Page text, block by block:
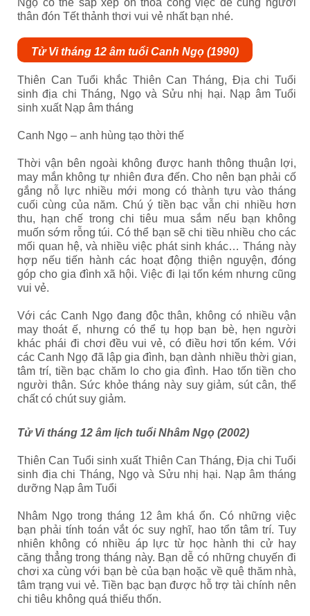
Ngọ có thể sắp xếp ổn thỏa công việc để cùng người
thân đón Tết thảnh thơi vui vẻ nhất bạn nhé.
Tử Vi tháng 12 âm tuổi Canh Ngọ (1990)
Thiên Can Tuổi khắc Thiên Can Tháng, Địa chi Tuổi
sinh địa chi Tháng, Ngọ và Sửu nhị hại. Nạp âm Tuổi
sinh xuất Nạp âm tháng
Canh Ngọ – anh hùng tạo thời thế
Thời vận bên ngoài không được hanh thông thuận lợi,
may mắn không tự nhiên đưa đến. Cho nên bạn phải cố
gắng nỗ lực nhiều mới mong có thành tựu vào tháng
cuối cùng của năm. Chú ý tiền bạc vẫn chi nhiều hơn
thu, hạn chế trong chi tiêu mua sắm nếu bạn không
muốn sớm rỗng túi. Có thể bạn sẽ chi tiều nhiều cho các
mối quan hệ, và nhiều việc phát sinh khác… Tháng này
hợp nếu tiến hành các hoạt động thiện nguyện, đóng
góp cho gia đình xã hội. Việc đi lại tốn kém nhưng cũng
vui vẻ.
Với các Canh Ngọ đang độc thân, không có nhiều vận
may thoát ế, nhưng có thể tụ họp bạn bè, hẹn người
khác phái đi chơi đều vui vẻ, có điều hơi tốn kém. Với
các Canh Ngọ đã lập gia đình, bạn dành nhiều thời gian,
tâm trí, tiền bạc chăm lo cho gia đình. Hao tốn tiền cho
người thân. Sức khỏe tháng này suy giảm, sút cân, thể
chất có chút suy giảm.
Tử Vi tháng 12 âm lịch tuổi Nhâm Ngọ (2002)
Thiên Can Tuổi sinh xuất Thiên Can Tháng, Địa chi Tuổi
sinh địa chi Tháng, Ngọ và Sửu nhị hại. Nạp âm tháng
dưỡng Nạp âm Tuổi
Nhâm Ngọ trong tháng 12 âm khá ổn. Có những việc
bạn phải tính toán vắt óc suy nghĩ, hao tổn tâm trí. Tuy
nhiên không có nhiều áp lực từ học hành thi cử hay
căng thẳng trong tháng này. Bạn dễ có những chuyến đi
chơi xa cùng với bạn bè của bạn hoặc về quê thăm nhà,
tâm trạng vui vẻ. Tiền bạc bạn được hỗ trợ tài chính nên
chi tiêu không quá thiếu thốn.